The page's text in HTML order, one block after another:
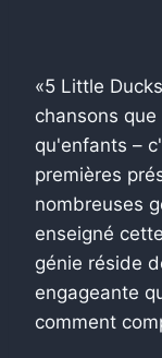
«5 Little
chansons
qu'enfants –
premières
nombreuses
enseigné
génie réside
engageante
comment